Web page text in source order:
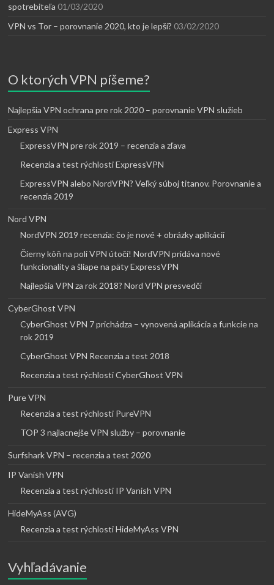
spotrebiteľa 01/03/2020
VPN vs Tor – porovnanie 2020, kto je lepší? 03/02/2020
O ktorých VPN píšeme?
Najlepšia VPN ochrana pre rok 2020 – porovnanie VPN služieb
Express VPN
ExpressVPN pre rok 2019 – recenzia a zľava
Recenzia a test rýchlosti ExpressVPN
ExpressVPN alebo NordVPN? Veľký súboj titanov. Porovnanie a
recenzia 2019
Nord VPN
NordVPN 2019 recenzia: čo je nové + obrázky aplikácií
Čierny kôň na poli VPN útočí! NordVPN pridáva nové
funkcionality a šliape na päty ExpressVPN
Najlepšia VPN za rok 2018? Nord VPN presvedčí
CyberGhost VPN
CyberGhost VPN 7 prichádza – vynovená aplikácia a funkcie na
rok 2019
CyberGhost VPN Recenzia a test 2018
Recenzia a test rýchlosti CyberGhost VPN
Pure VPN
Recenzia a test rýchlosti PureVPN
TOP 3 najlacnejše VPN služby – porovnanie
Surfshark VPN – recenzia a test 2020
IP Vanish VPN
Recenzia a test rýchlosti IP Vanish VPN
HideMyAss (AVG)
Recenzia a test rýchlosti HideMyAss VPN
Vyhľadávanie